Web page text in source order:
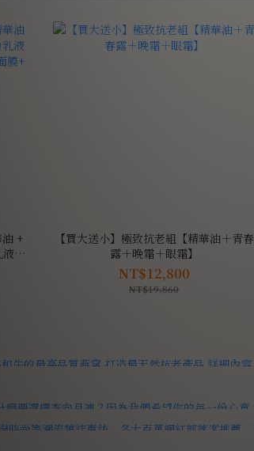
油 +
＋
精
【買大送小】極致抗老組【精華油＋青春
露＋晚霜＋眼霜】
NT$12,800
NT$19,860